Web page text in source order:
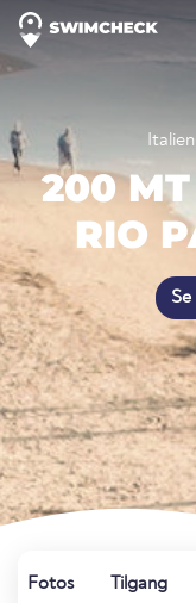
Italien
200
RIO
Fotos Tilgang